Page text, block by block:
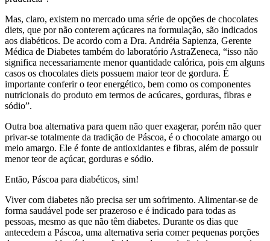
Mas, claro, existem no mercado uma série de opções de chocolates
diets, que por não conterem açúcares na formulação, são indicados
aos diabéticos. De acordo com a Dra. Andréia Sapienza, Gerente
Médica de Diabetes também do laboratório AstraZeneca, “isso não
significa necessariamente menor quantidade calórica, pois em alguns
casos os chocolates diets possuem maior teor de gordura. É
importante conferir o teor energético, bem como os componentes
nutricionais do produto em termos de acúcares, gorduras, fibras e
sódio”.
Outra boa alternativa para quem não quer exagerar, porém não quer
privar-se totalmente da tradição de Páscoa, é o chocolate amargo ou
meio amargo. Ele é fonte de antioxidantes e fibras, além de possuir
menor teor de açúcar, gorduras e sódio.
Então, Páscoa para diabéticos, sim!
Viver com diabetes não precisa ser um sofrimento. Alimentar-se de
forma saudável pode ser prazeroso e é indicado para todas as
pessoas, mesmo as que não têm diabetes. Durante os dias que
antecedem a Páscoa, uma alternativa seria comer pequenas porções